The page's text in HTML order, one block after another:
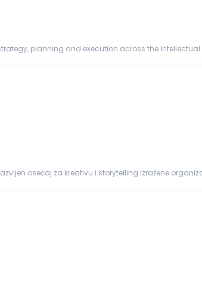
planning and execution across the Intellectual
osećaj za kreativu i storytelling Izražene